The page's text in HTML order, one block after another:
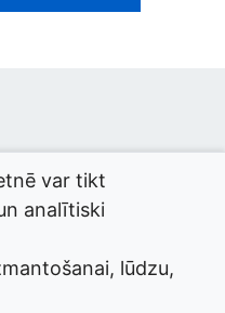
. var tikt
analītiski
lūdzu,